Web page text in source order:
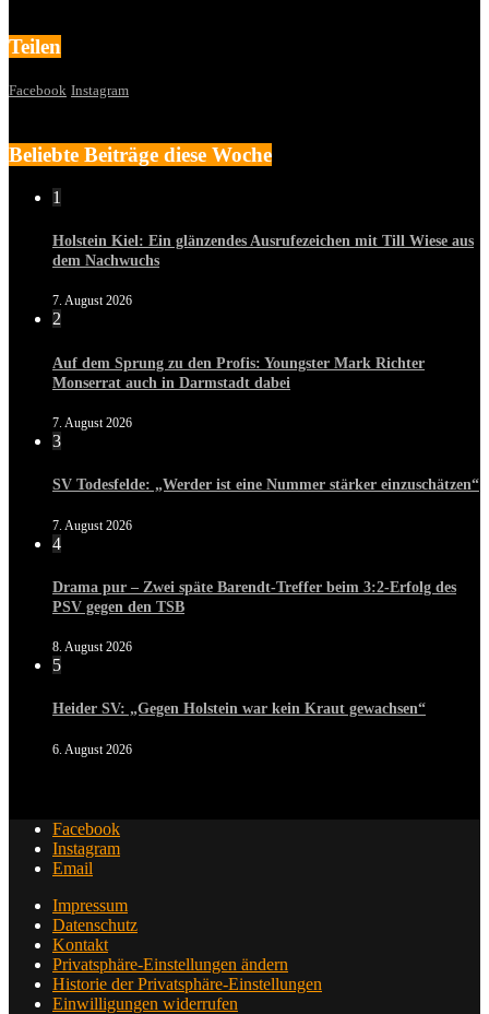
Teilen
Facebook Instagram
Beliebte Beiträge diese Woche
1
Holstein Kiel: Ein glänzendes Ausrufezeichen mit Till Wiese aus
dem Nachwuchs
7. August 2026
2
Auf dem Sprung zu den Profis: Youngster Mark Richter
Monserrat auch in Darmstadt dabei
7. August 2026
3
SV Todesfelde: „Werder ist eine Nummer stärker einzuschätzen“
7. August 2026
4
Drama pur – Zwei späte Barendt-Treffer beim 3:2-Erfolg des
PSV gegen den TSB
8. August 2026
5
Heider SV: „Gegen Holstein war kein Kraut gewachsen“
6. August 2026
Facebook
Instagram
Email
Impressum
Datenschutz
Kontakt
Privatsphäre-Einstellungen ändern
Historie der Privatsphäre-Einstellungen
Einwilligungen widerrufen